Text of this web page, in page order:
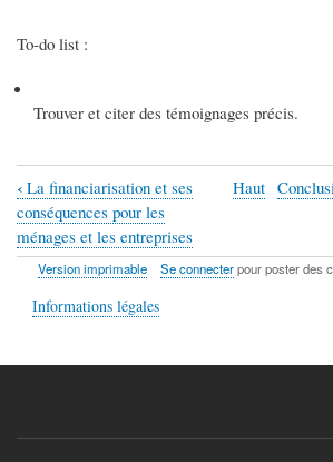
To-do list :
Trouver et citer des témoignages précis.
Liens
transversaux
de
livre
Conseils
aux
‹ La financiarisation et ses
conséquences pour les
ménages et les entreprises
Haut
Version imprimable Se connecterpour poster des
Informations légales